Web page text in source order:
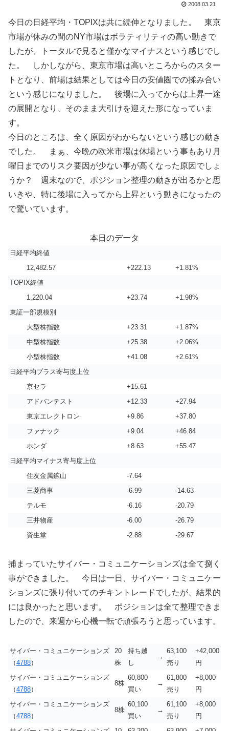
2008.03.21
今日の日経平均・TOPIXは共に続伸となりました。 東京
市場が休みの間のNY市場はボラティリティの高い動きで
したが、トータルで見ると僅かなマイナスという感じでし
た。 しかしながら、東京市場は高いところからのスター
トとなり、前場は結果としては今日の安値圏での揉み合い
という感じになりました。 後場に入ってからは上昇一途
の展開となり、そのまま大引けを迎えた形になっていま
す。
今日のところは、全く原因がわからないという感じの動き
でした。 まぁ、今晩の欧米市場は休場という事もあり月
曜日までのリスク要因が少ない事が高くなった原因でしょ
うか？ 週末なので、ポジション整理の動きが出るかと思
いきや、特に後場に入ってから上昇という動きになったの
で驚いています。
本日のデータ
日経平均終値
12,482.57
+222.13
+1.81%
TOPIX終値
1,220.04
+23.74
+1.98%
東証一部規模別
大型株指数
+23.31
+1.87%
中型株指数
+25.38
+2.06%
小型株指数
+41.08
+2.61%
日経平均プラス寄与度上位
京セラ
+15.61
アドバンテスト
+12.33
+27.94
東京エレクトロン
+9.86
+37.80
ファナック
+9.04
+46.84
ホンダ
+8.63
+55.47
日経平均マイナス寄与度上位
住友金属鉱山
-7.64
三菱商事
-6.99
-14.63
テルモ
-6.16
-20.79
三井物産
-6.00
-26.79
資生堂
-2.88 -29.67
捕まっていたサイバー・コミュニケーションズは全て捌く
事ができました。 今日は一日、サイバー・コミュニケー
ションズに張り付いてのチキントレードでしたが、結果的
には良かったと思います。 ポジションは全て整理できま
したので、来週から心機一転で頑張ろうと思っています。
サイバー・コミュニケーションズ
（4788）
20
株
持ち越
し
→
63,100
売り
+42,000
円
サイバー・コミュニケーションズ
（4788）
8株
60,800
買い
→
61,800
売り
+8,000
円
サイバー・コミュニケーションズ
（4788）
8株
60,100
買い
→
61,100
売り
+8,000
円